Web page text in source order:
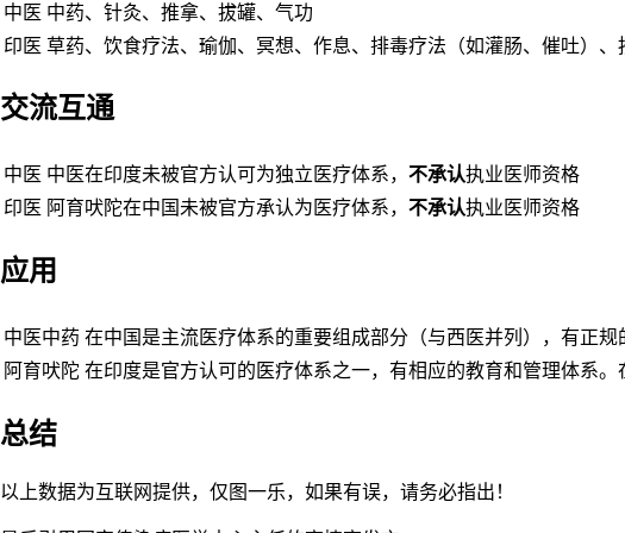
中医 中药、针灸、推拿、拔罐、气功
印医 草药、饮食疗法、瑜伽、冥想、作息、排毒疗法（如灌肠、催吐）、
交流互通
中医 中医在印度‌未被官方认可为独立医疗体系， 不承认执业医师资格
印医 阿育吠陀在中国‌未被官方承认为医疗体系‌， 不承认执业医师资格
应用
中医中药 在中国是主流医疗体系的重要组成部分（与西医并列），有正
阿育吠陀 在印度是官方认可的医疗体系之一，有相应的教育和管理体系
总结
以上数据为互联网提供，仅图一乐，如果有误，请务必指出！